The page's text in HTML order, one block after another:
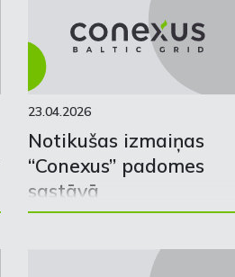
23.04.2026
Notikušas izmaiņas
“Conexus” padomes
sastāvā